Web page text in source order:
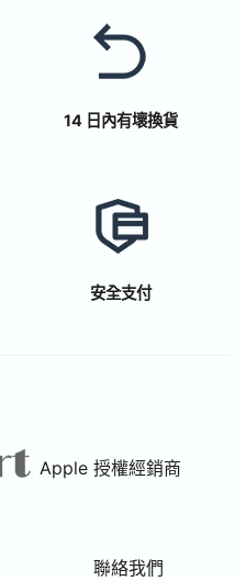
14 日內有壞換貨
安全支付
Apple 授權經銷商
聯絡我們